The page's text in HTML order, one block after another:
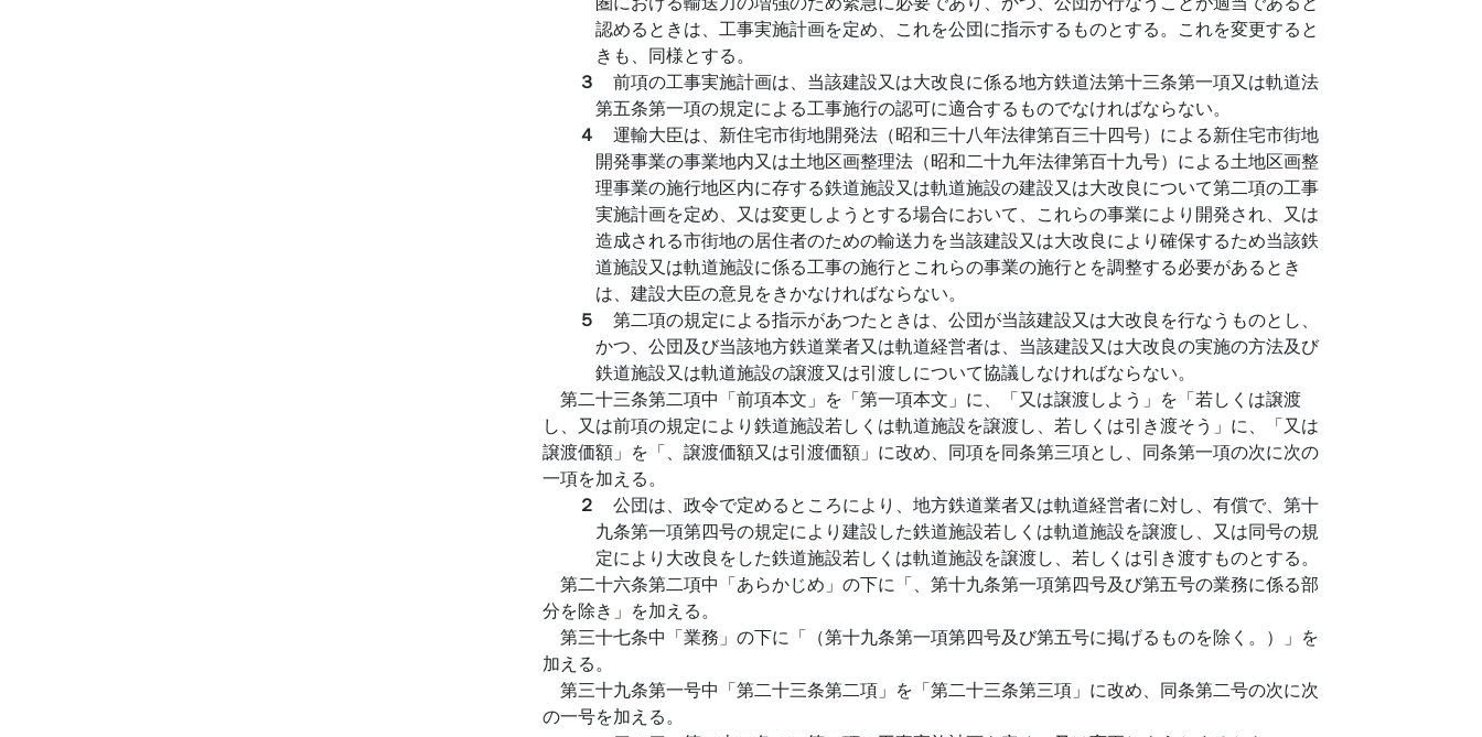
認めるときは、工事実施計画を定め、これを公団に指示するものとする。これを変更すると
きも、同様とする。
３ 前項の工事実施計画は、当該建設又は大改良に係る地方鉄道法第十三条第一項又は軌道法
第五条第一項の規定による工事施行の認可に適合するものでなければならない。
４ 運輸大臣は、新住宅市街地開発法（昭和三十八年法律第百三十四号）による新住宅市街地
開発事業の事業地内又は土地区画整理法（昭和二十九年法律第百十九号）による土地区画整
理事業の施行地区内に存する鉄道施設又は軌道施設の建設又は大改良について第二項の工事
実施計画を定め、又は変更しようとする場合において、これらの事業により開発され、又は
造成される市街地の居住者のための輸送力を当該建設又は大改良により確保するため当該鉄
道施設又は軌道施設に係る工事の施行とこれらの事業の施行とを調整する必要があるとき
は、建設大臣の意見をきかなければならない。
５ 第二項の規定による指示があつたときは、公団が当該建設又は大改良を行なうものとし、
かつ、公団及び当該地方鉄道業者又は軌道経営者は、当該建設又は大改良の実施の方法及び
鉄道施設又は軌道施設の譲渡又は引渡しについて協議しなければならない。
第二十三条第二項中「前項本文」を「第一項本文」に、「又は譲渡しよう」を「若しくは譲渡
し、又は前項の規定により鉄道施設若しくは軌道施設を譲渡し、若しくは引き渡そう」に、「又は
譲渡価額」を「、譲渡価額又は引渡価額」に改め、同項を同条第三項とし、同条第一項の次に次の
一項を加える。
２ 公団は、政令で定めるところにより、地方鉄道業者又は軌道経営者に対し、有償で、第十
九条第一項第四号の規定により建設した鉄道施設若しくは軌道施設を譲渡し、又は同号の規
定により大改良をした鉄道施設若しくは軌道施設を譲渡し、若しくは引き渡すものとする。
第二十六条第二項中「あらかじめ」の下に「、第十九条第一項第四号及び第五号の業務に係る部
分を除き」を加える。
第三十七条中「業務」の下に「（第十九条第一項第四号及び第五号に掲げるものを除く。）」を
加える。
第三十九条第一号中「第二十三条第二項」を「第二十三条第三項」に改め、同条第二号の次に次
の一号を加える。